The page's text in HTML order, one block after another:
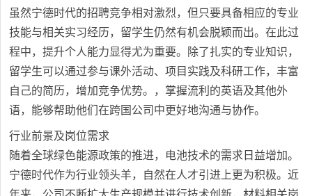
虽然宁德时代的招聘竞争相对激烈，但只要具备相应的专业
技能与相关实习经历，留学生仍然有机会脱颖而出。在此过
程中，提升个人能力显得尤为重要。除了扎实的专业知识，
留学生可以通过参与课外活动、项目实践及科研工作，丰富
自己的简历，增加竞争优势。，掌握流利的英语及其他外
语，能够帮助他们在跨国公司中更好地沟通与协作。
行业前景及岗位需求
随着全球绿色能源政策的推进，电池技术的需求日益增加。
宁德时代作为行业领头羊，自然在人才引进上更为积极。近